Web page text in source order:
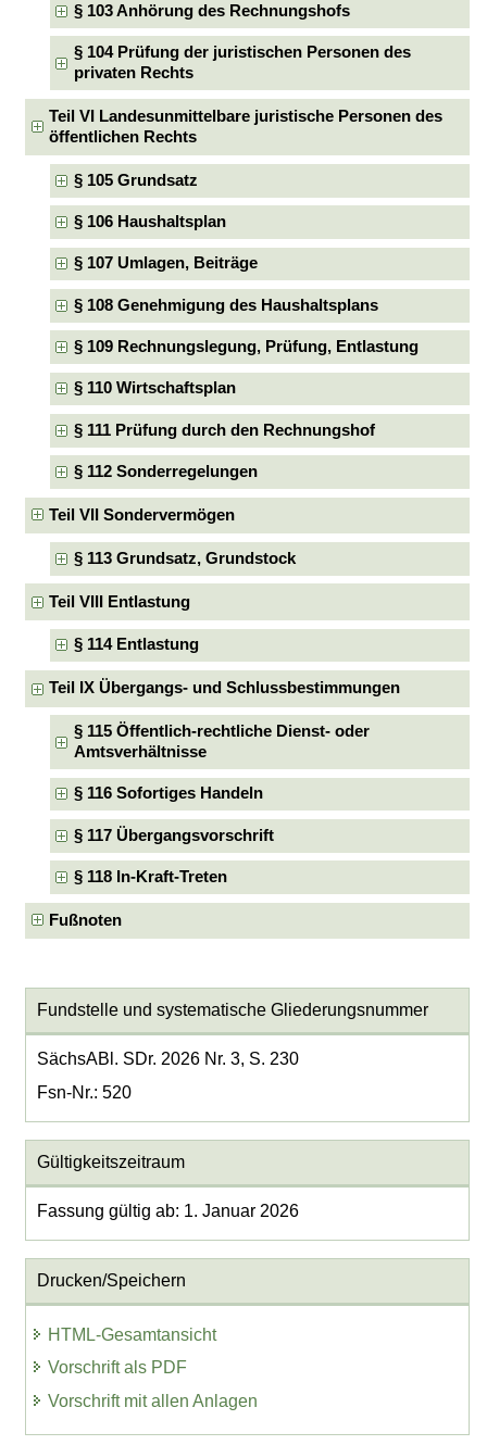
§ 103 Anhörung des Rechnungshofs
§ 104 Prüfung der juristischen Personen des
privaten Rechts
Teil VI Landesunmittelbare juristische Personen des
öffentlichen Rechts
§ 105 Grundsatz
§ 106 Haushaltsplan
§ 107 Umlagen, Beiträge
§ 108 Genehmigung des Haushaltsplans
§ 109 Rechnungslegung, Prüfung, Entlastung
§ 110 Wirtschaftsplan
§ 111 Prüfung durch den Rechnungshof
§ 112 Sonderregelungen
Teil VII Sondervermögen
§ 113 Grundsatz, Grundstock
Teil VIII Entlastung
§ 114 Entlastung
Teil IX Übergangs- und Schlussbestimmungen
§ 115 Öffentlich-rechtliche Dienst- oder
Amtsverhältnisse
§ 116 Sofortiges Handeln
§ 117 Übergangsvorschrift
§ 118 In-Kraft-Treten
Fußnoten
Fundstelle und systematische Gliederungsnummer
SächsABl. SDr. 2026 Nr. 3, S. 230
Fsn-Nr.: 520
Gültigkeitszeitraum
Fassung gültig ab: 1. Januar 2026
Drucken/Speichern
HTML-Gesamtansicht
Vorschrift als PDF
Vorschrift mit allen Anlagen